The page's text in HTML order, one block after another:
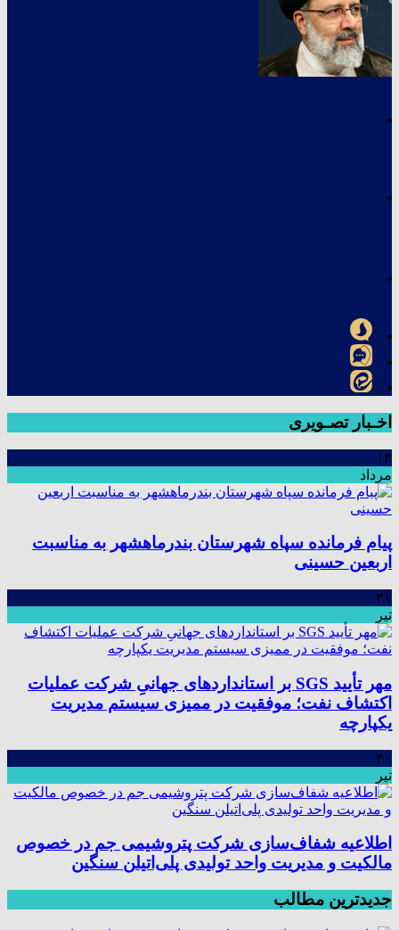
اخـبار تصـویری
۱۳
مرداد
پیام فرمانده سپاه شهرستان بندرماهشهر به مناسبت
اربعین حسینی
۳۱
تیر
مهر تأیید SGS بر استانداردهای جهانیِ شرکت عملیات
اکتشاف نفت؛ موفقیت در ممیزی سیستم مدیریت
یکپارچه
۳۰
تیر
اطلاعیه شفاف‌سازی شرکت پتروشیمی جم در خصوص
مالکیت و مدیریت واحد تولیدی پلی‌اتیلن سنگین
جدیدترین مطالب